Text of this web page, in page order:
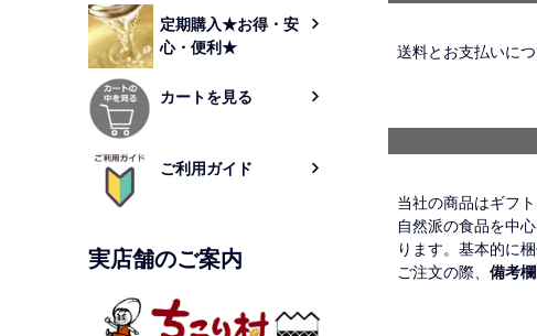
定期購入★お得・安
心・便利★
カートを見る
ご利用ガイド
実店舗のご案内
送料とお支払いに
当社の商品はギフ
自然派の食品を中
ります。基本的に
ご注文の際、 備考欄